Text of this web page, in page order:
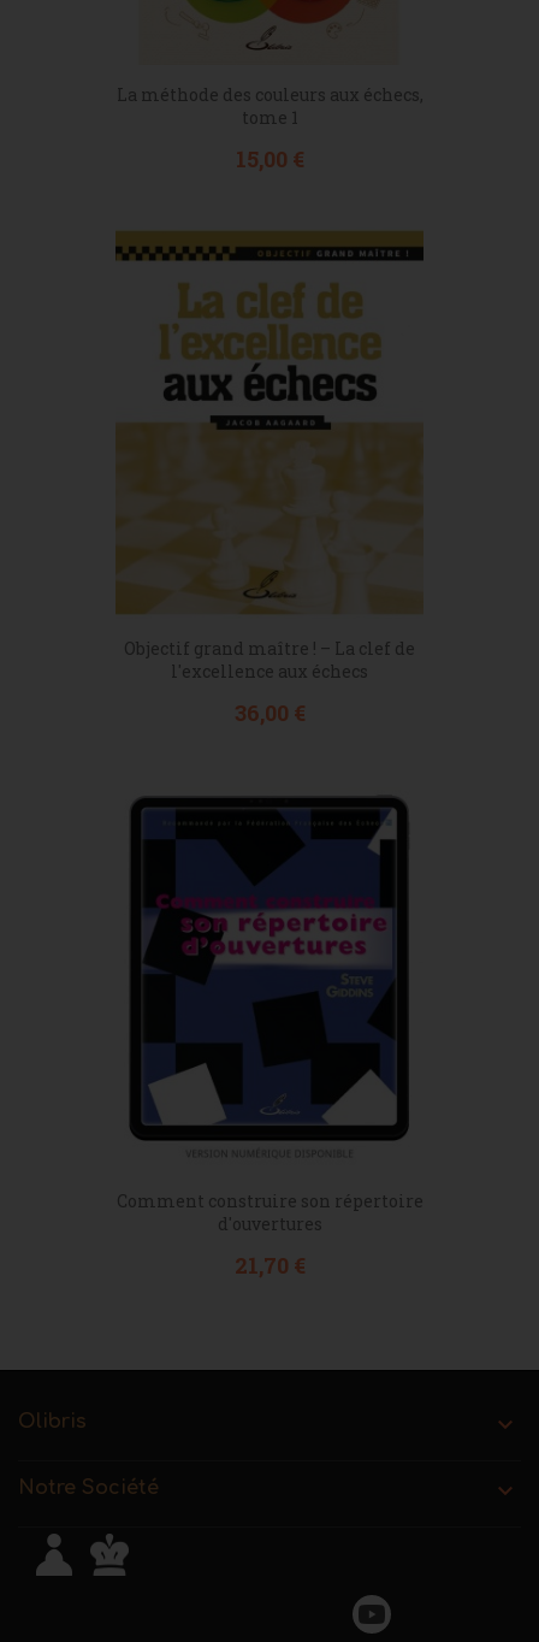
La méthode des couleurs aux échecs,
tome 1
Prix
15,00 €
Objectif grand maître ! – La clef de
l'excellence aux échecs
Prix
36,00 €
Comment construire son répertoire
d'ouvertures
Prix
21,70 €
Olibris 
Notre Société 